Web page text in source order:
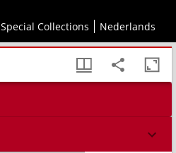
Special Collections Nederlands